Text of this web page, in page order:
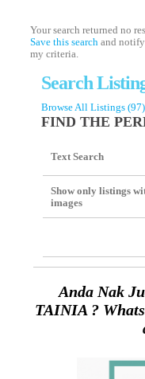
Your search returned no
Save this search and
my criteria.
Search
Browse All Listings (97)
FIND THE
Text Search
Show only listings
images
Anda Nak
TAINIA ?